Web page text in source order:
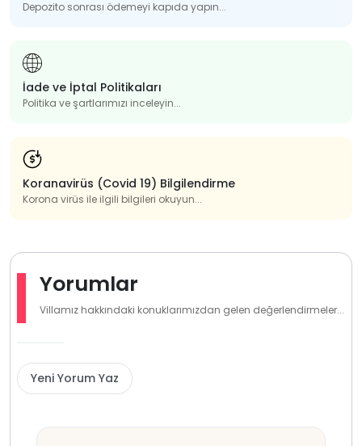
Depozito sonrası ödemeyi kapıda yapın...
İade ve İptal Politikaları
Politika ve şartlarımızı inceleyin...
Koranavirüs (Covid 19) Bilgilendirme
Korona virüs ile ilgili bilgileri okuyun...
Yorumlar
Villamız hakkındaki konuklarımızdan gelen değerlendirmeler...
Yeni Yorum Yaz